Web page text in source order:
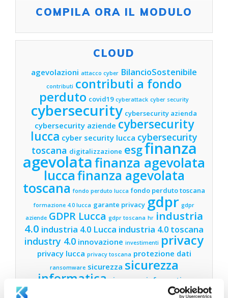
COMPILA ORA IL MODULO
CLOUD
agevolazioni attacco cyber BilancioSostenibile
contributi contributi a fondo
perduto covid19 cyberattack cyber security
cybersecurity cybersecurity azienda
cybersecurity aziende cybersecurity
lucca cyber security lucca cybersecurity
toscana digitalizzazione esgfinanza
agevolatafinanza agevolata
luccafinanza agevolata
toscana fondo perduto lucca fondo perduto toscana
formazione 4.0 lucca garante privacy gdpr gdpr
aziende GDPR Lucca gdpr toscana hr industria
4.0 industria 4.0 Lucca industria 4.0 toscana
industry 4.0 innovazione investimenti privacy
privacy lucca privacy toscana protezione dati
ransomware sicurezza sicurezza
informatica
sicurezza informatica
aziendale
sicurezza informatica lucca